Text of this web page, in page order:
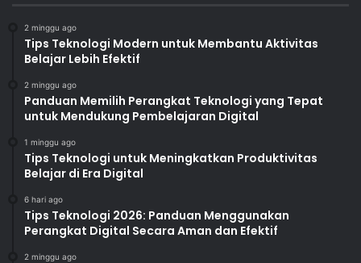
2 minggu ago
Tips Teknologi Modern untuk Membantu Aktivitas
Belajar Lebih Efektif
2 minggu ago
Panduan Memilih Perangkat Teknologi yang Tepat
untuk Mendukung Pembelajaran Digital
1 minggu ago
Tips Teknologi untuk Meningkatkan Produktivitas
Belajar di Era Digital
6 hari ago
Tips Teknologi 2026: Panduan Menggunakan
Perangkat Digital Secara Aman dan Efektif
2 minggu ago